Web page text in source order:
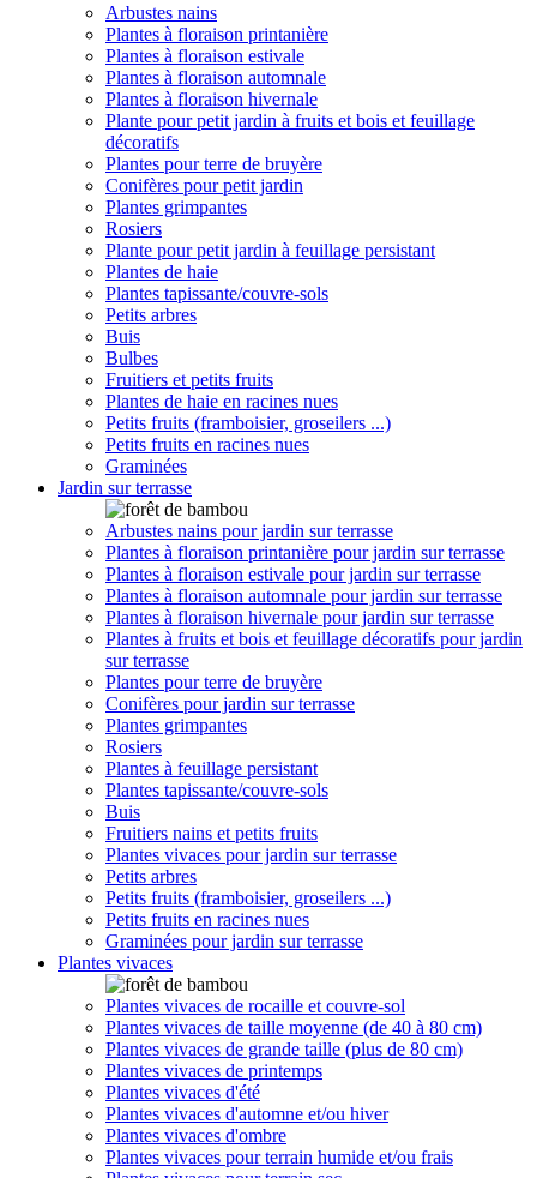
Arbustes nains
Plantes à floraison printanière
Plantes à floraison estivale
Plantes à floraison automnale
Plantes à floraison hivernale
Plante pour petit jardin à fruits et bois et feuillage
décoratifs
Plantes pour terre de bruyère
Conifères pour petit jardin
Plantes grimpantes
Rosiers
Plante pour petit jardin à feuillage persistant
Plantes de haie
Plantes tapissante/couvre-sols
Petits arbres
Buis
Bulbes
Fruitiers et petits fruits
Plantes de haie en racines nues
Petits fruits (framboisier, groseilers ...)
Petits fruits en racines nues
Graminées
Jardin sur terrasse
Arbustes nains pour jardin sur terrasse
Plantes à floraison printanière pour jardin sur terrasse
Plantes à floraison estivale pour jardin sur terrasse
Plantes à floraison automnale pour jardin sur terrasse
Plantes à floraison hivernale pour jardin sur terrasse
Plantes à fruits et bois et feuillage décoratifs pour jardin
sur terrasse
Plantes pour terre de bruyère
Conifères pour jardin sur terrasse
Plantes grimpantes
Rosiers
Plantes à feuillage persistant
Plantes tapissante/couvre-sols
Buis
Fruitiers nains et petits fruits
Plantes vivaces pour jardin sur terrasse
Petits arbres
Petits fruits (framboisier, groseilers ...)
Petits fruits en racines nues
Graminées pour jardin sur terrasse
Plantes vivaces
Plantes vivaces de rocaille et couvre-sol
Plantes vivaces de taille moyenne (de 40 à 80 cm)
Plantes vivaces de grande taille (plus de 80 cm)
Plantes vivaces de printemps
Plantes vivaces d'été
Plantes vivaces d'automne et/ou hiver
Plantes vivaces d'ombre
Plantes vivaces pour terrain humide et/ou frais